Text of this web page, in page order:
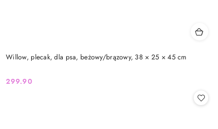
Willow, plecak, dla psa, beżowy/brązowy, 38 × 25 × 45 cm
Cena:
299.90